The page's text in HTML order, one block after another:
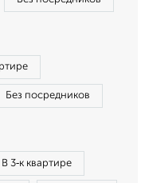
Без посредников
В 3‑к квартире